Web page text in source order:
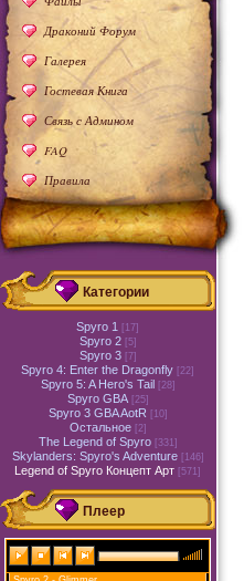
Драконий Форум
Галерея
Гостевая Книга
Связь с Админом
FAQ
Правила
Категории
Spyro 1 [17]
Spyro 2 [5]
Spyro 3 [7]
Spyro 4: Enter the Dragonfly [22]
Spyro 5: A Hero's Tail [28]
Spyro GBA [25]
Spyro 3 GBA AotR [10]
Остальное [2]
The Legend of Spyro [331]
Skylanders: Spyro's Adventure [146]
Legend of Spyro Концепт Арт [571]
Плеер